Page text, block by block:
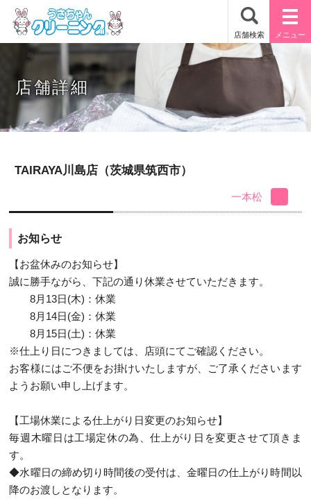
店舗詳細
TAIRAYA川島店（茨城県筑西市）
一本松
お知らせ
【お盆休みのお知らせ】
誠に勝手ながら、下記の通り休業させていただきます。
8月13日(木)：休業
8月14日(金)：休業
8月15日(土)：休業
※仕上り日につきましては、店頭にてご確認ください。
お客様にはご不便をお掛けいたしますが、ご了承くださいます
ようお願い申し上げます。
【工場休業による仕上がり日変更のお知らせ】
毎週木曜日は工場定休の為、仕上がり日を変更させて頂きま
す。
◆水曜日の締め切り時間後の受付は、金曜日の仕上がり時間以
降のお渡しとなります。